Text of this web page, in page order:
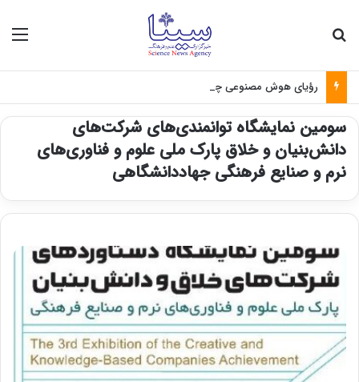
رؤیای هوش مصنوعی چه زمانی واقعی می‌شود؟
سومین نمایشگاه توانمندی‌های شرکت‌های
دانش‌بنیان و خلاق پارک ملی علوم و فناوری‌های
نرم و صنایع فرهنگی جهاددانشگاهی